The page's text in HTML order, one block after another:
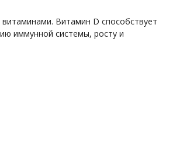
Витамин D способствует
иммунной системы, росту и